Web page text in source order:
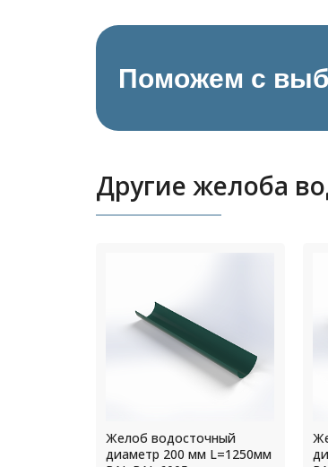
Поможем с
Другие желоба
Желоб водосточный
диаметр 150 мм L=1250мм